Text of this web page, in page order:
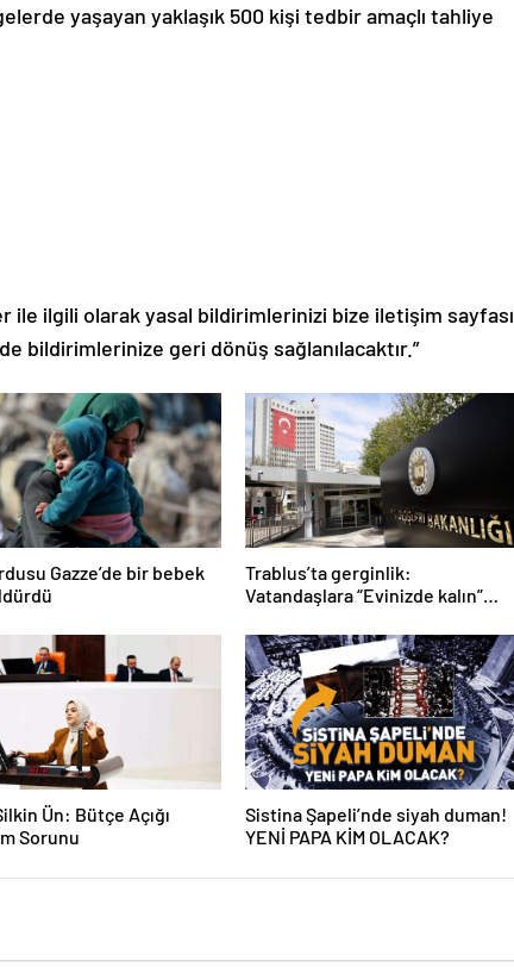
yaşayan yaklaşık 500 kişi tedbir amaçlı tahliye
ile ilgili olarak yasal bildirimlerinizi bize iletişim sayfası
bildirimlerinize geri dönüş sağlanılacaktır.”
Gazze’de bir bebek
Trablus’ta gerginlik:
Vatandaşlara “Evinizde kalın”
Ün: Bütçe Açığı
Sorunu
Sistina Şapeli’nde siyah duman!
YENİ PAPA KİM OLACAK?